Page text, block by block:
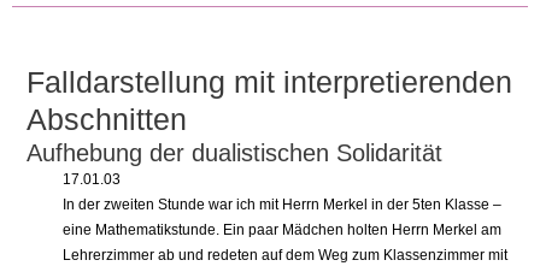
Falldarstellung mit interpretierenden
Abschnitten
Aufhebung der dualistischen Solidarität
17.01.03
In der zweiten Stunde war ich mit Herrn Merkel in der 5ten Klasse –
eine Mathematikstunde. Ein paar Mädchen holten Herrn Merkel am
Lehrerzimmer ab und redeten auf dem Weg zum Klassenzimmer mit